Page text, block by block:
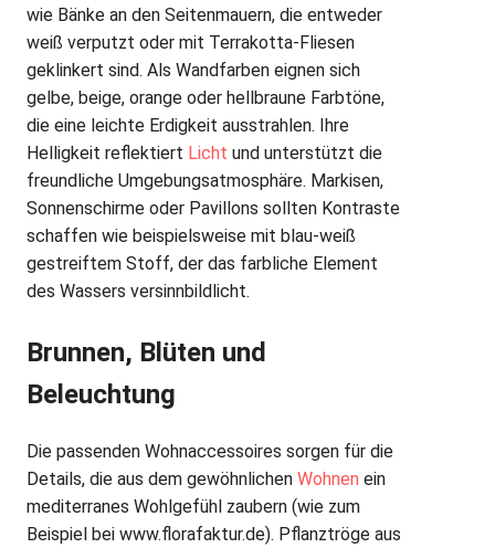
wie Bänke an den Seitenmauern, die entweder
weiß verputzt oder mit Terrakotta-Fliesen
geklinkert sind. Als Wandfarben eignen sich
gelbe, beige, orange oder hellbraune Farbtöne,
die eine leichte Erdigkeit ausstrahlen. Ihre
Helligkeit reflektiert Licht und unterstützt die
freundliche Umgebungsatmosphäre. Markisen,
Sonnenschirme oder Pavillons sollten Kontraste
schaffen wie beispielsweise mit blau-weiß
gestreiftem Stoff, der das farbliche Element
des Wassers versinnbildlicht.
Brunnen, Blüten und
Beleuchtung
Die passenden Wohnaccessoires sorgen für die
Details, die aus dem gewöhnlichen Wohnen ein
mediterranes Wohlgefühl zaubern (wie zum
Beispiel bei www.florafaktur.de). Pflanztröge aus